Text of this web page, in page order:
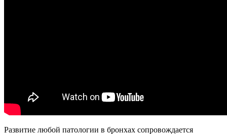
Развитие любой патологии в бронхах сопровождается